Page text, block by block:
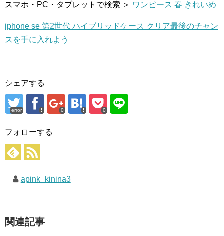
スマホ・PC・タブレットで検索 ＞ ワンピース 春 きれいめ
iphone se 第2世代 ハイブリッドケース クリア最後のチャン
スを手に入れよう
シェアする
error 0 0
フォローする
apink_kinina3
関連記事